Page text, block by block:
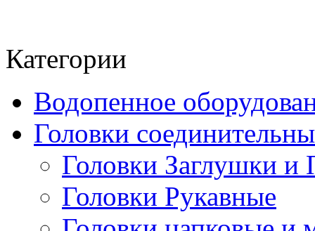
Категории
Водопенное
Головки
Головки Заглушки и
Головки Рукавные